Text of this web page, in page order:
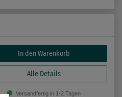
In den Warenkorb
Alle Details
Versandfertig in 1-2 Tagen